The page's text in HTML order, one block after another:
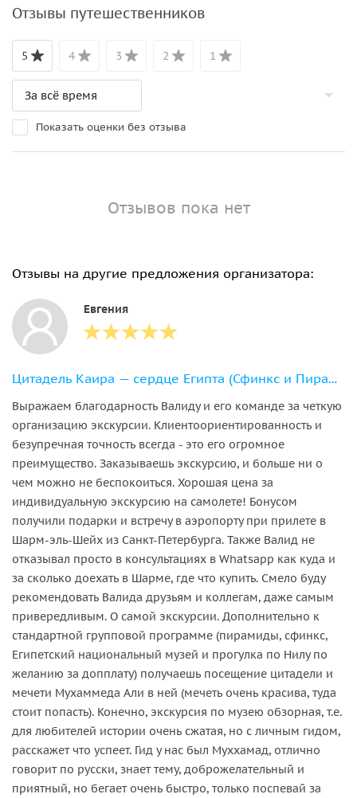
Отзывы путешественников
5 4 3 2 1
Показать оценки без отзыва
Отзывов пока нет
Отзывы на другие предложения организатора:
Евгения
Цитадель Каира — сердце Египта (Сфинкс и Пирамиды)на самолете(всё включено)
Выражаем благодарность Валиду и его команде за четкую
организацию экскурсии. Клиентоориентированность и
безупречная точность всегда - это его огромное
преимущество. Заказываешь экскурсию, и больше ни о
чем можно не беспокоиться. Хорошая цена за
индивидуальную экскурсию на самолете! Бонусом
получили подарки и встречу в аэропорту при прилете в
Шарм-эль-Шейх из Санкт-Петербурга. Также Валид не
отказывал просто в консультациях в Whatsapp как куда и
за сколько доехать в Шарме, где что купить. Смело буду
рекомендовать Валида друзьям и коллегам, даже самым
привередливым. О самой экскурсии. Дополнительно к
стандартной групповой программе (пирамиды, сфинкс,
Египетский национальный музей и прогулка по Нилу по
желанию за допплату) получаешь посещение цитадели и
мечети Мухаммеда Али в ней (мечеть очень красива, туда
стоит попасть). Конечно, экскурсия по музею обзорная, т.е.
для любителей истории очень сжатая, но с личным гидом,
расскажет что успеет. Гид у нас был Муххамад, отлично
говорит по русски, знает тему, доброжелательный и
приятный, но бегает очень быстро, только поспевай за